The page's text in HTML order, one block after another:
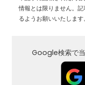
情報とは限りません。
るようお願いいたします
Google検索で